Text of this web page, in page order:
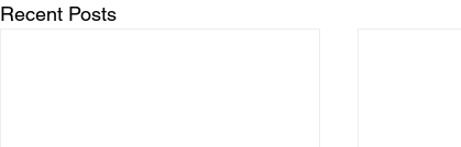
Recent Posts